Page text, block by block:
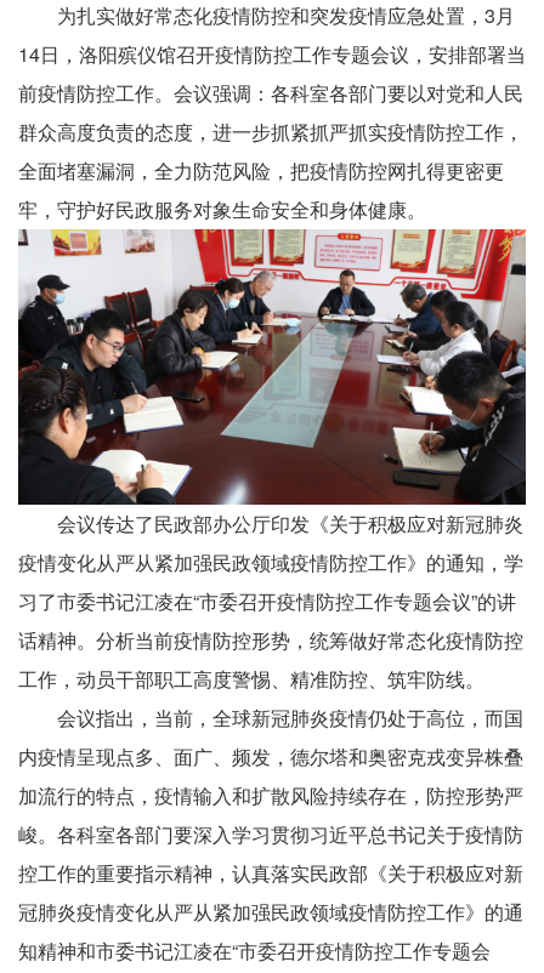
为扎实做好常态化疫情防控和突发疫情应急处置，3月
14日，洛阳殡仪馆召开疫情防控工作专题会议，安排部署当
前疫情防控工作。会议强调：各科室各部门要以对党和人民
群众高度负责的态度，进一步抓紧抓严抓实疫情防控工作，
全面堵塞漏洞，全力防范风险，把疫情防控网扎得更密更
牢，守护好民政服务对象生命安全和身体健康。
会议传达了民政部办公厅印发《关于积极应对新冠肺炎
疫情变化从严从紧加强民政领域疫情防控工作》的通知，学
习了市委书记江凌在“市委召开疫情防控工作专题会议”的讲
话精神。分析当前疫情防控形势，统筹做好常态化疫情防控
工作，动员干部职工高度警惕、精准防控、筑牢防线。
会议指出，当前，全球新冠肺炎疫情仍处于高位，而国
内疫情呈现点多、面广、频发，德尔塔和奥密克戎变异株叠
加流行的特点，疫情输入和扩散风险持续存在，防控形势严
峻。各科室各部门要深入学习贯彻习近平总书记关于疫情防
控工作的重要指示精神，认真落实民政部《关于积极应对新
冠肺炎疫情变化从严从紧加强民政领域疫情防控工作》的通
知精神和市委书记江凌在“市委召开疫情防控工作专题会